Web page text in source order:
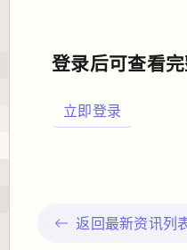
登录后可查看完
立即登录
返回最新资讯列